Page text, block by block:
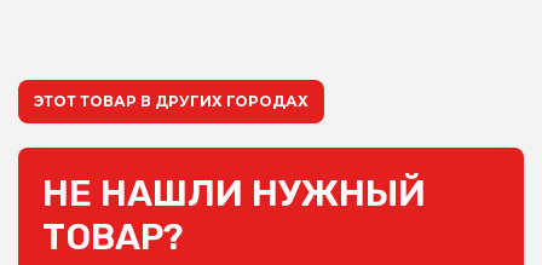
ЭТОТ ТОВАР В ДРУГИХ ГОРОДАХ
НЕ НАШЛИ НУЖНЫЙ
ТОВАР?